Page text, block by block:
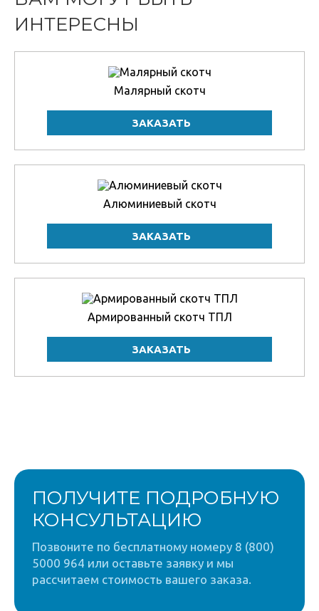
ИНТЕРЕСНЫ
Малярный скотч
Алюминиевый скотч
Армированный скотч ТПЛ
ПОЛУЧИТЕ ПОДРОБНУЮ
КОНСУЛЬТАЦИЮ
Позвоните по бесплатному номеру 8 (800)
5000 964 или оставьте заявку и мы
рассчитаем стоимость вашего заказа.